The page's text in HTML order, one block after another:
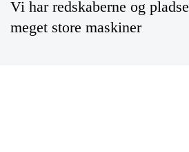
Vi har redskaberne og
meget store maskiner